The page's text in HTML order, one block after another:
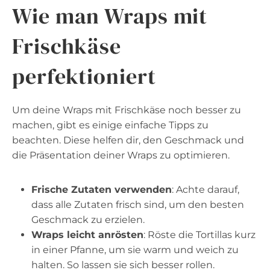
Wie man Wraps mit
Frischkäse
perfektioniert
Um deine Wraps mit Frischkäse noch besser zu
machen, gibt es einige einfache Tipps zu
beachten. Diese helfen dir, den Geschmack und
die Präsentation deiner Wraps zu optimieren.
Frische Zutaten verwenden: Achte darauf,
dass alle Zutaten frisch sind, um den besten
Geschmack zu erzielen.
Wraps leicht anrösten: Röste die Tortillas kurz
in einer Pfanne, um sie warm und weich zu
halten. So lassen sie sich besser rollen.